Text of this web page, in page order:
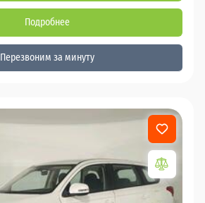
Подробнее
Перезвоним за минуту